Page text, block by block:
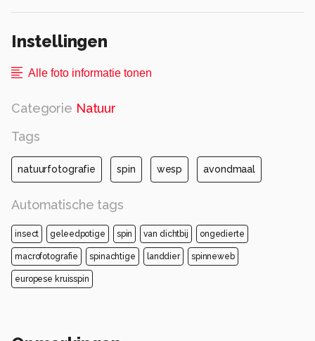
Instellingen
Alle foto informatie tonen
Categorie Natuur
Tags
natuurfotografie spin wesp avondmaal
Automatische tags
insect geleedpotige spin van dichtbij ongedierte
macrofotografie spinachtige landdier spinneweb
europese kruisspin